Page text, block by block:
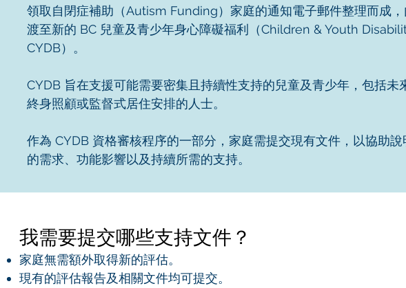
領取自閉症補助（Autism Funding）家庭的通知電子郵件整理而成，
渡至新的 BC 兒童及青少年身心障礙福利（Children & Youth
CYDB）。
CYDB 旨在支援可能需要密集且持續性支持的兒童及青少年，包括未
終身照顧或監督式居住安排的人士。
作為 CYDB 資格審核程序的一部分，家庭需提交現有文件，以協助
的需求、功能影響以及持續所需的支持。
我需要提交哪些支持文件？
家庭無需額外取得新的評估。
現有的評估報告及相關文件均可提交。